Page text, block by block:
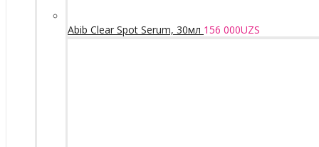
Abib Clear Spot Serum, 30мл 156 000UZS